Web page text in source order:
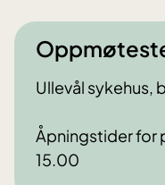
Ullevål sykehus,
Åpningstider for
15.00